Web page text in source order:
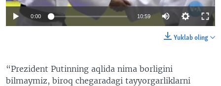
0:00 10:59
Yuklab oling
“Prezident Putinning aqlida nima borligini
bilmaymiz, biroq chegaradagi tayyorgarliklarni